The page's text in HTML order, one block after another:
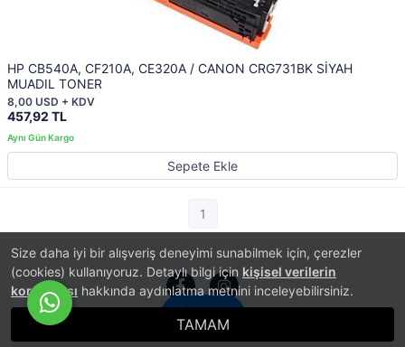
Size daha iyi bir alışveriş deneyimi sunabilmek için, çerezler
(cookies) kullanıyoruz. Detaylı bilgi için kişisel verilerin
korunması hakkında aydınlatma metnini inceleyebilirsiniz.
TAMAM
HP CB540A, CF210A, CE320A / CANON CRG731BK SİYAH
MUADIL TONER
457,92 TL
8,00 USD + KDV
Sepete Ekle
1
İletişim
E-Ticaret Sistemi